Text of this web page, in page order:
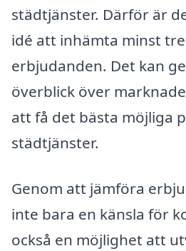
städtjänster. Därför är
idé att inhämta minst
erbjudanden. Det kan
överblick över
att få det bästa möjliga
städtjänster.
Genom att jämföra
inte bara en känsla för
också en möjlighet att